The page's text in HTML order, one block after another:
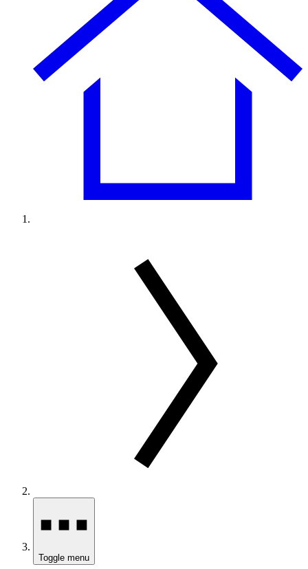
Toggle menu